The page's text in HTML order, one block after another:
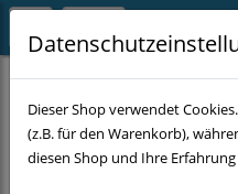
Es wurden leider keine
Dieser Shop verwendet
(z.B. für den Warenkorb),
diesen Shop und Ihre